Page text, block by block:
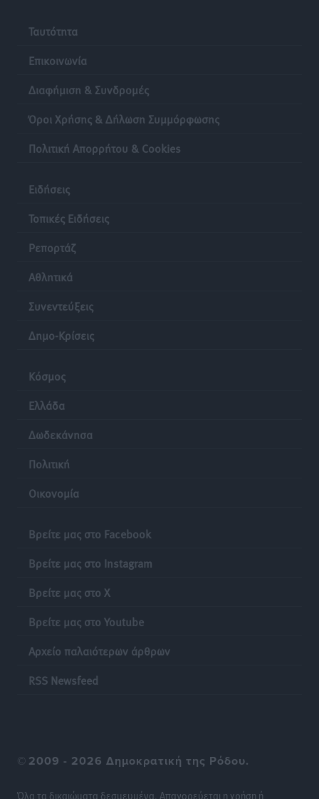
Ταυτότητα
Επικοινωνία
Διαφήμιση & Συνδρομές
Όροι Χρήσης & Δήλωση Συμμόρφωσης
Πολιτική Απορρήτου & Cookies
Ειδήσεις
Τοπικές Ειδήσεις
Ρεπορτάζ
Αθλητικά
Συνεντεύξεις
Δημο-Κρίσεις
Κόσμος
Ελλάδα
Δωδεκάνησα
Πολιτική
Οικονομία
Βρείτε μας στο Facebook
Βρείτε μας στο Instagram
Βρείτε μας στο X
Βρείτε μας στο Youtube
Αρχείο παλαιότερων άρθρων
RSS Newsfeed
© 2009 - 2026 Δημοκρατική της Ρόδου.
Όλα τα δικαιώματα δεσμευμένα. Απαγορεύεται η χρήση ή